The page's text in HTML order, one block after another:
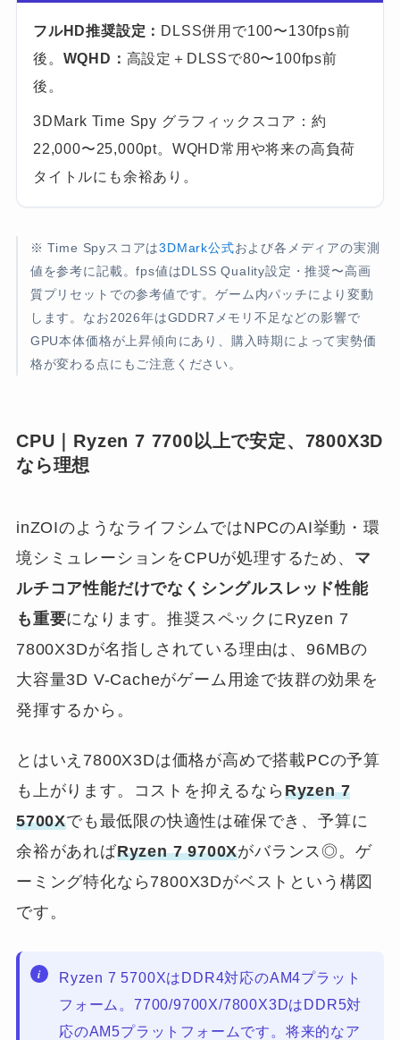
フルHD推奨設定： DLSS併用で100〜130fps前
後。 WQHD： 高設定＋DLSSで80〜100fps前
後。
3DMark Time Spy グラフィックスコア：約
22,000〜25,000pt。WQHD常用や将来の高負荷
タイトルにも余裕あり。
※ Time Spyスコアは3DMark公式および各メディアの実測
値を参考に記載。fps値はDLSS Quality設定・推奨〜高画
質プリセットでの参考値です。ゲーム内パッチにより変動
します。なお2026年はGDDR7メモリ不足などの影響で
GPU本体価格が上昇傾向にあり、購入時期によって実勢価
格が変わる点にもご注意ください。
CPU｜Ryzen 7 7700以上で安定、7800X3D
なら理想
inZOIのようなライフシムではNPCのAI挙動・環
境シミュレーションをCPUが処理するため、 マ
ルチコア性能だけでなくシングルスレッド性能
も重要になります。推奨スペックにRyzen 7
7800X3Dが名指しされている理由は、96MBの
大容量3D V-Cacheがゲーム用途で抜群の効果を
発揮するから。
とはいえ7800X3Dは価格が高めで搭載PCの予算
も上がります。コストを抑えるなら Ryzen 7
5700Xでも最低限の快適性は確保でき、予算に
余裕があればRyzen 7 9700Xがバランス◎。ゲ
ーミング特化なら7800X3Dがベストという構図
です。
Ryzen 7 5700XはDDR4対応のAM4プラット
フォーム。7700/9700X/7800X3DはDDR5対
応のAM5プラットフォームです。将来的なア